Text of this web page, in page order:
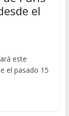
el
este
el pasado 15